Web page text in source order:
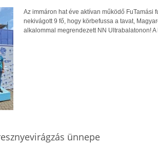
Az immáron hat éve aktívan működő FuTamási
nekivágott 9 fő, hogy körbefussa a tavat,
alkalommal megrendezett NN Ultrabalatonon!
ünnepe